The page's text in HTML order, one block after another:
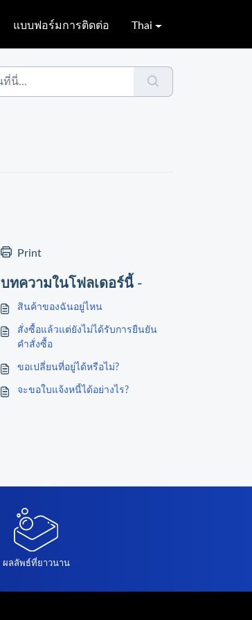
แบบฟอร์มการติดต่อ Thai
Print
บทความในโฟลเดอร์นี้ -
สินค้าของฉันอยู่ไหน
สั่งซื้อแล้วแต่ยังไม่ได้รับการยืนยัน
คำสั่งซื้อ
ขอเปลี่ยนที่อยู่ได้หรือไม่?
จะขอใบแจ้งหนี้ได้อย่างไร?
ผลลัพธ์ที่ยาวนาน